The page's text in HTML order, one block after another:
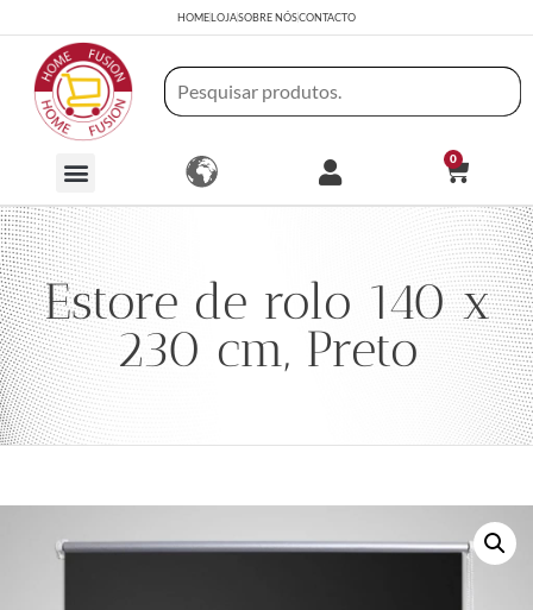
HOMELOJASOBRE NÓSCONTACTO
0
Estore de rolo 140 x
230 cm, Preto